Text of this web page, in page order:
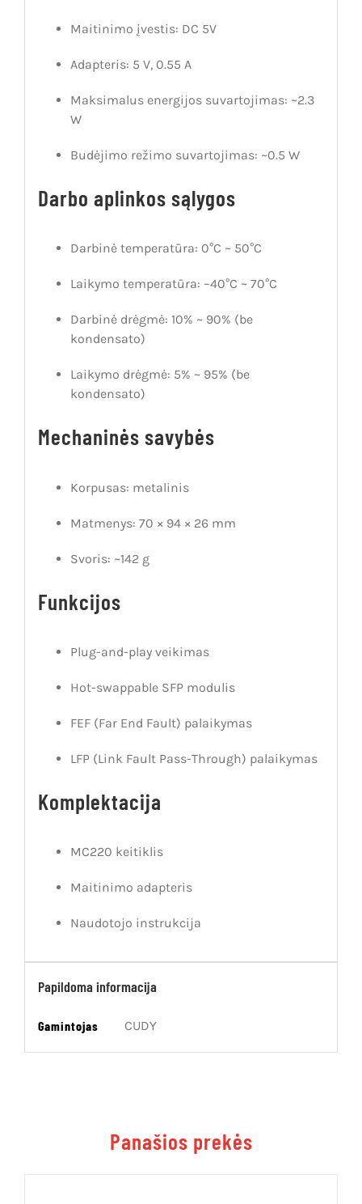
Maitinimo įvestis: DC 5V
Adapteris: 5 V, 0.55 A
Maksimalus energijos suvartojimas: ~2.3
W
Budėjimo režimo suvartojimas: ~0.5 W
Darbo aplinkos sąlygos
Darbinė temperatūra: 0°C ~ 50°C
Laikymo temperatūra: –40°C ~ 70°C
Darbinė drėgmė: 10% ~ 90% (be
kondensato)
Laikymo drėgmė: 5% ~ 95% (be
kondensato)
Mechaninės savybės
Korpusas: metalinis
Matmenys: 70 × 94 × 26 mm
Svoris: ~142 g
Funkcijos
Plug-and-play veikimas
Hot-swappable SFP modulis
FEF (Far End Fault) palaikymas
LFP (Link Fault Pass-Through) palaikymas
Komplektacija
MC220 keitiklis
Maitinimo adapteris
Naudotojo instrukcija
Papildoma informacija
Gamintojas CUDY
Panašios prekės